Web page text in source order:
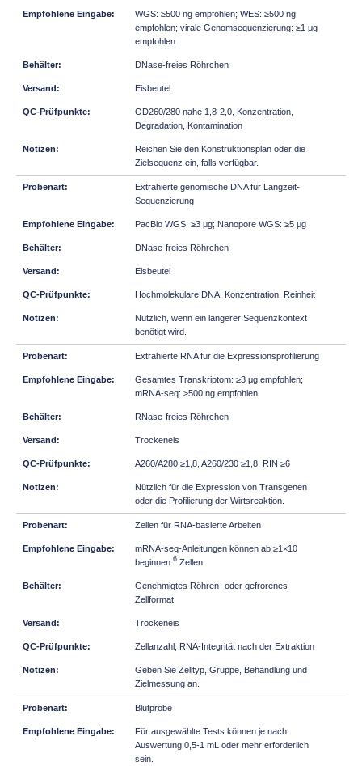
WGS: ≥500 ng empfohlen; WES: ≥500 ng
empfohlen; virale Genomsequenzierung: ≥1 μg
empfohlen
DNase-freies Röhrchen
Eisbeutel
OD260/280 nahe 1,8-2,0, Konzentration,
Degradation, Kontamination
Reichen Sie den Konstruktionsplan oder die
Zielsequenz ein, falls verfügbar.
Extrahierte genomische DNA für Langzeit-
Sequenzierung
PacBio WGS: ≥3 μg; Nanopore WGS: ≥5 μg
DNase-freies Röhrchen
Eisbeutel
Hochmolekulare DNA, Konzentration, Reinheit
Nützlich, wenn ein längerer Sequenzkontext
benötigt wird.
Extrahierte RNA für die Expressionsprofilierung
Gesamtes Transkriptom: ≥3 μg empfohlen;
mRNA-seq: ≥500 ng empfohlen
RNase-freies Röhrchen
Trockeneis
A260/A280 ≥1,8, A260/230 ≥1,8, RIN ≥6
Nützlich für die Expression von Transgenen
oder die Profilierung der Wirtsreaktion.
Zellen für RNA-basierte Arbeiten
mRNA-seq-Anleitungen können ab ≥1×10
beginnen. 6Zellen
Genehmigtes Röhren- oder gefrorenes
Zellformat
Trockeneis
Zellanzahl, RNA-Integrität nach der Extraktion
Geben Sie Zelltyp, Gruppe, Behandlung und
Zielmessung an.
Blutprobe
Für ausgewählte Tests können je nach
Auswertung 0,5-1 mL oder mehr erforderlich
sein.